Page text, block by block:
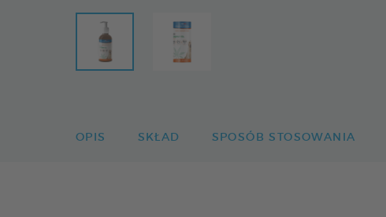
OPIS SKŁAD SPOSÓB STOSOWANIA